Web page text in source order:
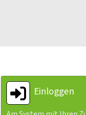
Einloggen